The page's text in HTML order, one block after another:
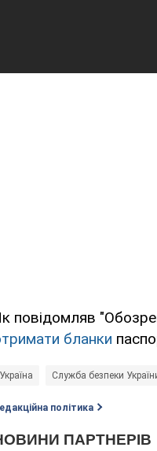
повідомляв
бланки
Україна Служба безпеки
політика